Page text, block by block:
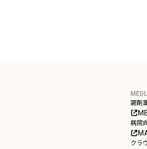
調剤
病院
クラ